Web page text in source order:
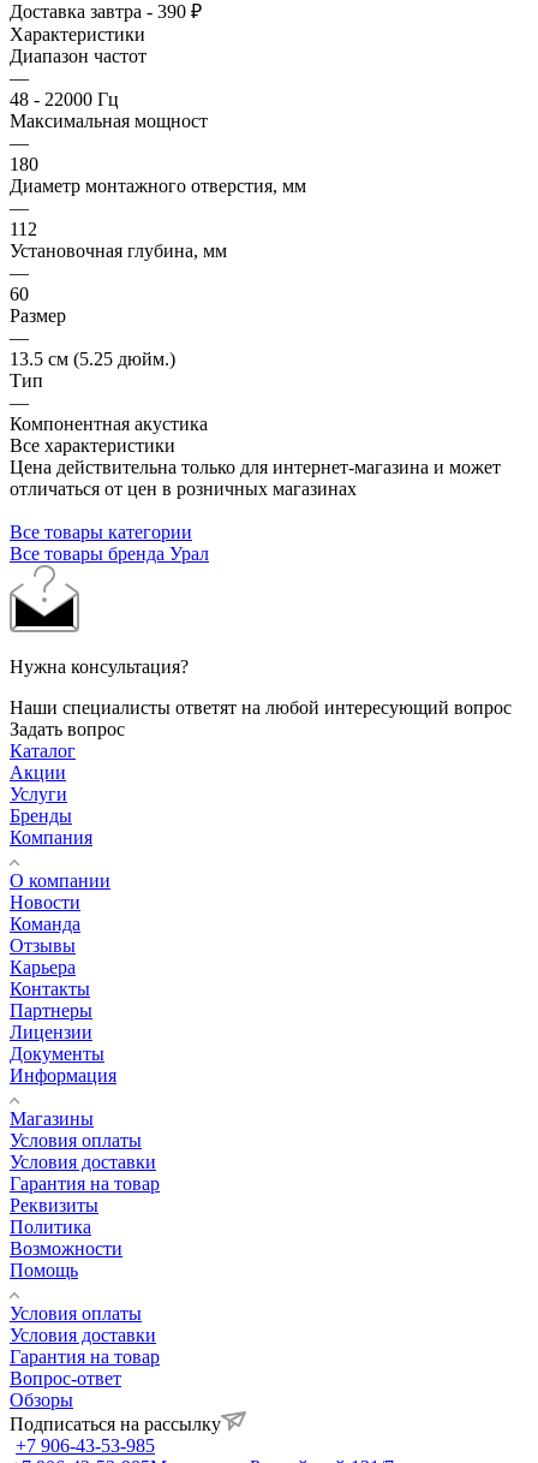
Доставка завтра - 390 ₽
Характеристики
Диапазон частот
—
48 - 22000 Гц
Максимальная мощност
—
180
Диаметр монтажного отверстия, мм
—
112
Установочная глубина, мм
—
60
Размер
—
13.5 см (5.25 дюйм.)
Тип
—
Компонентная акустика
Все характеристики
Цена действительна только для интернет-магазина и может
отличаться от цен в розничных магазинах
Все товары категории
Все товары бренда Урал
Нужна консультация?
Наши специалисты ответят на любой интересующий вопрос
Задать вопрос
Каталог
Акции
Услуги
Бренды
Компания
О компании
Новости
Команда
Отзывы
Карьера
Контакты
Партнеры
Лицензии
Документы
Информация
Магазины
Условия оплаты
Условия доставки
Гарантия на товар
Реквизиты
Политика
Возможности
Помощь
Условия оплаты
Условия доставки
Гарантия на товар
Вопрос-ответ
Обзоры
Подписаться на рассылку
+7 906-43-53-985